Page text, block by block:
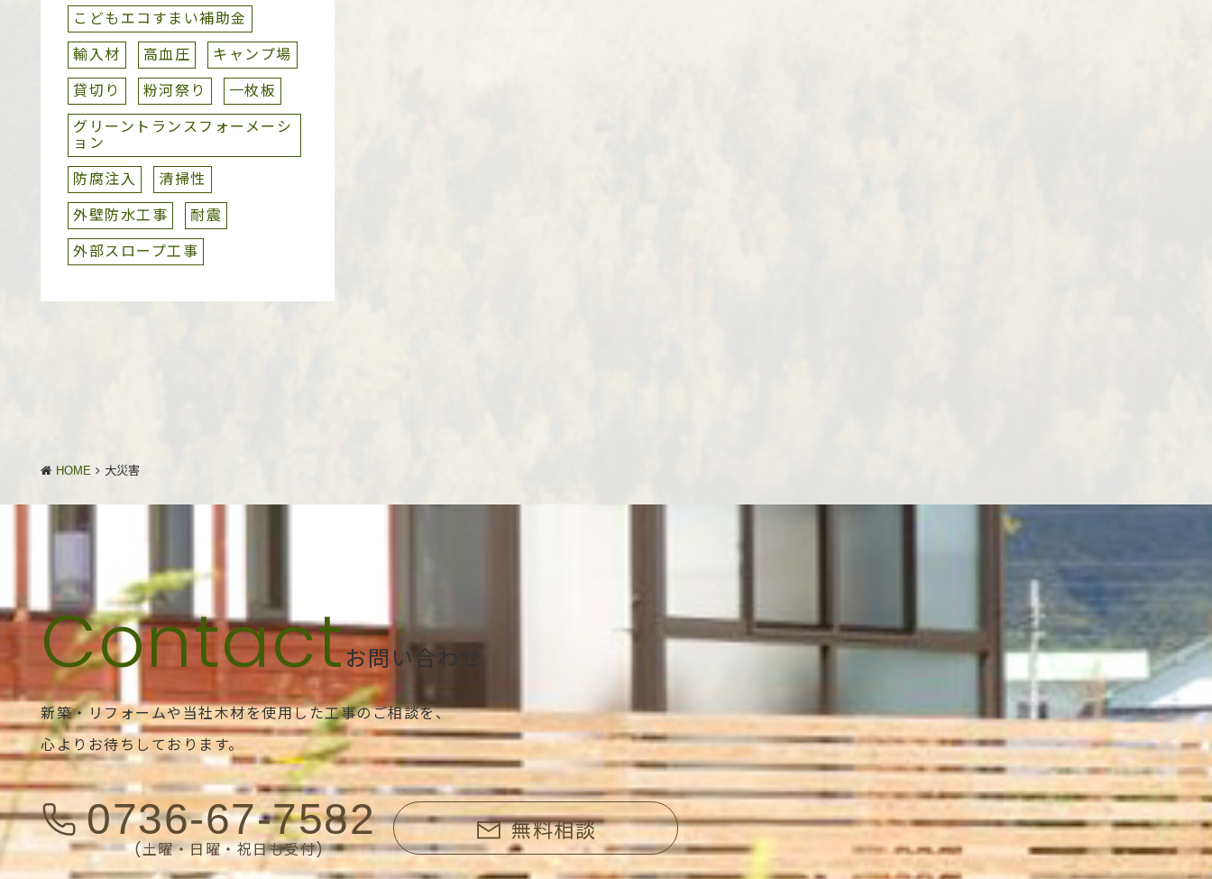
こどもエコすまい補助金
輸入材
高血圧
キャンプ場
貸切り
粉河祭り
一枚板
グリーントランスフォーメーシ
ョン
防腐注入
清掃性
外壁防水工事
耐震
外部スロープ工事
HOME 大災害
お問い合わせ
新築・リフォームや当社木材を使用した工事のご相談を、
心よりお待ちしております。
0736-67-7582
(土曜・日曜・祝日も受付)
無料相談